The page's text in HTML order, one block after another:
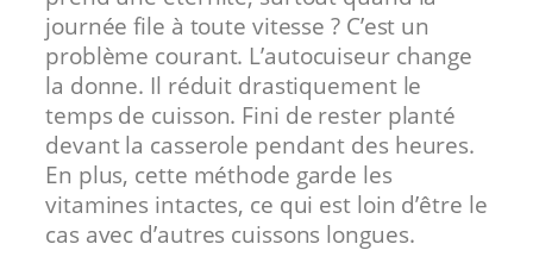
journée file à toute vitesse ? C’est un
problème courant. L’autocuiseur change
la donne. Il réduit drastiquement le
temps de cuisson. Fini de rester planté
devant la casserole pendant des heures.
En plus, cette méthode garde les
vitamines intactes, ce qui est loin d’être le
cas avec d’autres cuissons longues.